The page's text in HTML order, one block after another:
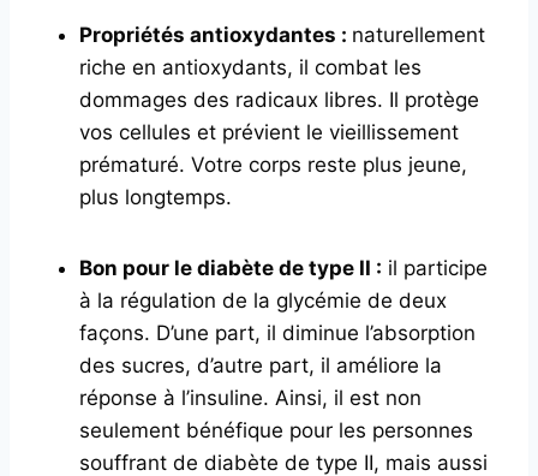
Propriétés antioxydantes : naturellement
riche en antioxydants, il combat les
dommages des radicaux libres. Il protège
vos cellules et prévient le vieillissement
prématuré. Votre corps reste plus jeune,
plus longtemps.
Bon pour le diabète de type II : il participe
à la régulation de la glycémie de deux
façons. D’une part, il diminue l’absorption
des sucres, d’autre part, il améliore la
réponse à l’insuline. Ainsi, il est non
seulement bénéfique pour les personnes
souffrant de diabète de type II, mais aussi